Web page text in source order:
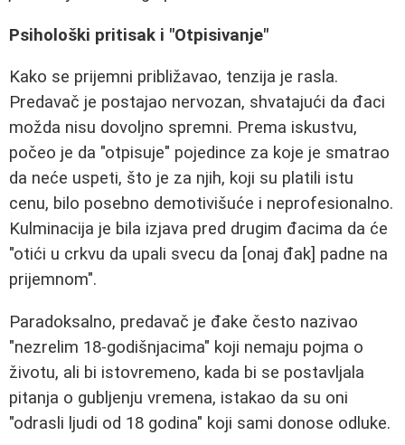
Psihološki pritisak i "Otpisivanje"
Kako se prijemni približavao, tenzija je rasla.
Predavač je postajao nervozan, shvatajući da đaci
možda nisu dovoljno spremni. Prema iskustvu,
počeo je da "otpisuje" pojedince za koje je smatrao
da neće uspeti, što je za njih, koji su platili istu
cenu, bilo posebno demotivišuće i neprofesionalno.
Kulminacija je bila izjava pred drugim đacima da će
"otići u crkvu da upali svecu da [onaj đak] padne na
prijemnom".
Paradoksalno, predavač je đake često nazivao
"nezrelim 18-godišnjacima" koji nemaju pojma o
životu, ali bi istovremeno, kada bi se postavljala
pitanja o gubljenju vremena, istakao da su oni
"odrasli ljudi od 18 godina" koji sami donose odluke.